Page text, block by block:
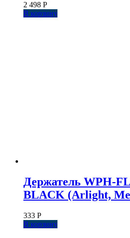
2 498 Р
В корзину
Держатель WPH-
BLACK (Arlight,
333 Р
В корзину